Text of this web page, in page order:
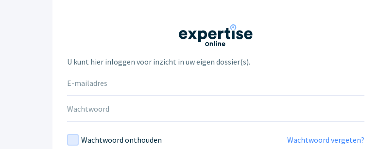
U kunt hier inloggen voor inzicht in uw eigen dossier(s).
Wachtwoord onthouden Wachtwoord vergeten?